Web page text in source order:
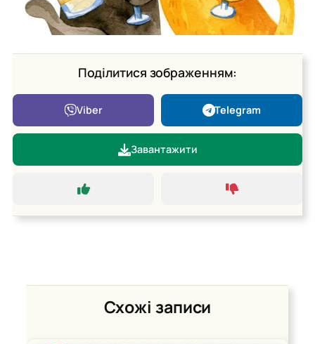
Поділитися зображенням:
Viber Telegram
Завантажити
Схожі записи